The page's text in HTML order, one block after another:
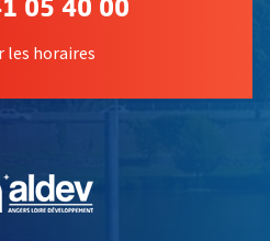
05 40 00
les horaires